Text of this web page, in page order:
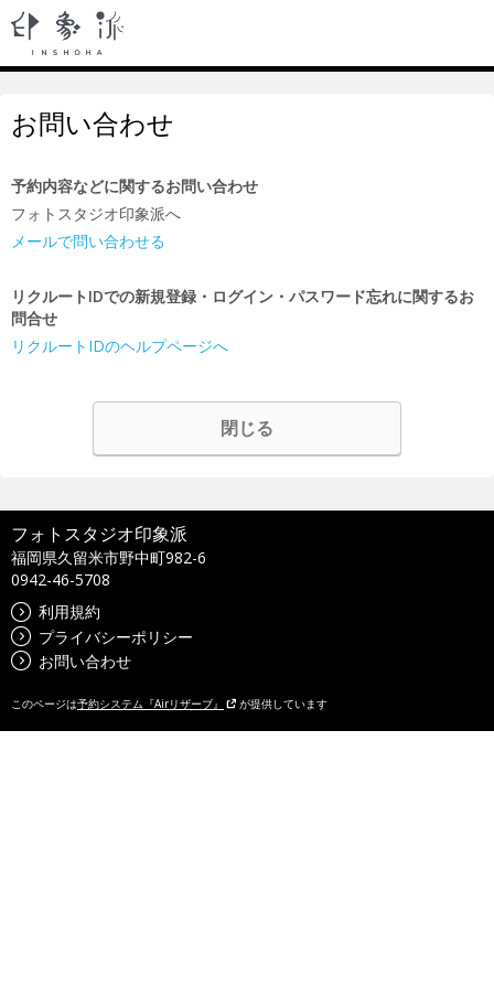
お問い合わせ
予約内容などに関するお問い合わせ
フォトスタジオ印象派へ
メールで問い合わせる
リクルートIDでの新規登録・ログイン・パスワード忘れに関するお
問合せ
リクルートIDのヘルプページへ
閉じる
フォトスタジオ印象派
福岡県久留米市野中町982-6
0942-46-5708
利用規約
プライバシーポリシー
お問い合わせ
このページは予約システム『Airリザーブ』 が提供しています